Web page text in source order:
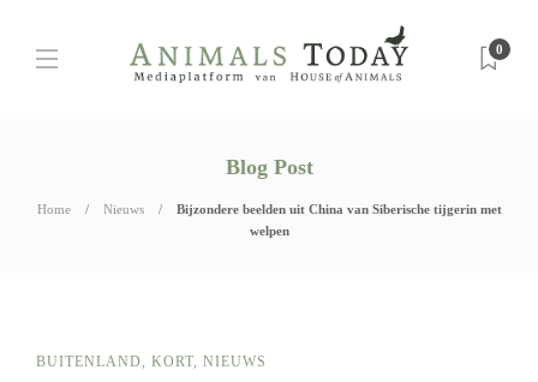
0
Blog Post
Home Nieuws
Bijzondere beelden uit China van Siberische tijgerin met
welpen
BUITENLAND, KORT, NIEUWS